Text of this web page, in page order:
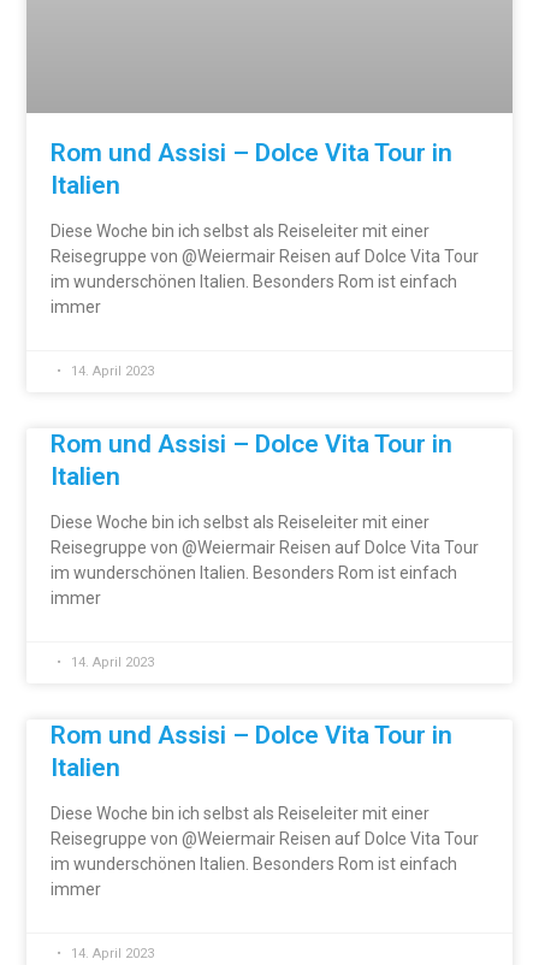
Rom und Assisi – Dolce Vita Tour in
Italien
Diese Woche bin ich selbst als Reiseleiter mit einer
Reisegruppe von @Weiermair Reisen auf Dolce Vita Tour
im wunderschönen Italien. Besonders Rom ist einfach
immer
14. April 2023
Rom und Assisi – Dolce Vita Tour in
Italien
Diese Woche bin ich selbst als Reiseleiter mit einer
Reisegruppe von @Weiermair Reisen auf Dolce Vita Tour
im wunderschönen Italien. Besonders Rom ist einfach
immer
14. April 2023
Rom und Assisi – Dolce Vita Tour in
Italien
Diese Woche bin ich selbst als Reiseleiter mit einer
Reisegruppe von @Weiermair Reisen auf Dolce Vita Tour
im wunderschönen Italien. Besonders Rom ist einfach
immer
14. April 2023